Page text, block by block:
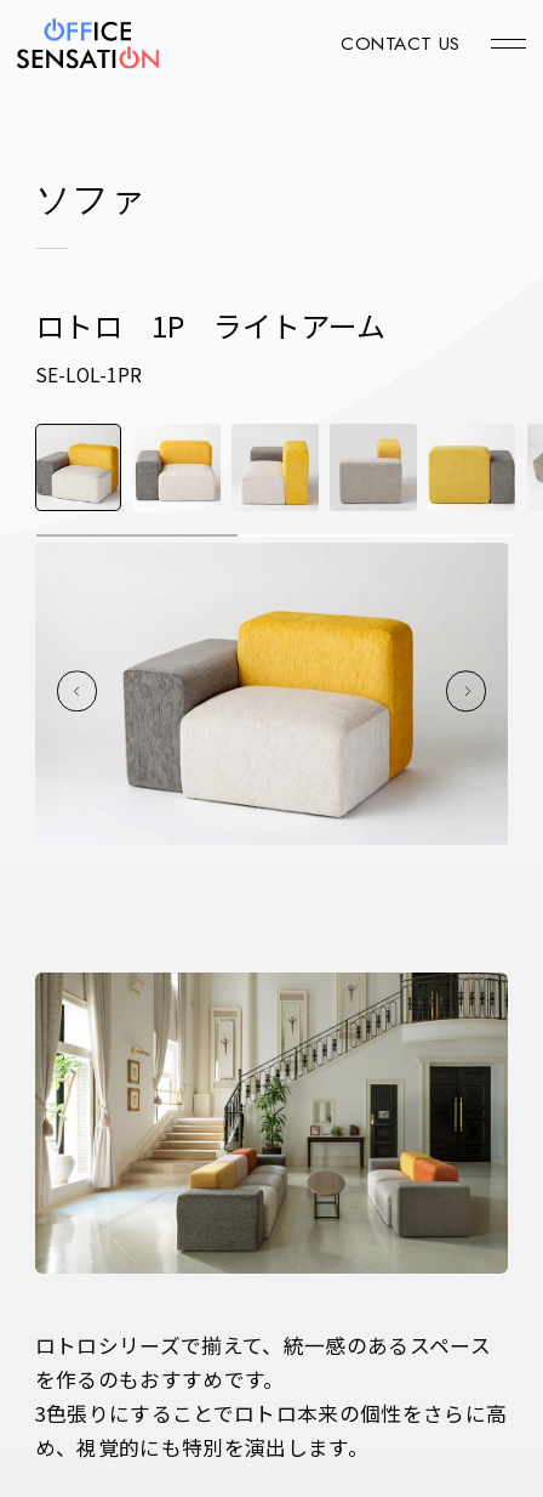
CONTACT US
ソファ
ロトロ 1P ライトアーム
SE-LOL-1PR
ロトロシリーズで揃えて、統一感のあるスペース
を作るのもおすすめです。
3色張りにすることでロトロ本来の個性をさらに高